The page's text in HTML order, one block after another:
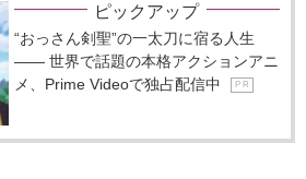
ピックアップ
“おっさん剣聖”の一太刀に宿る人生
―― 世界で話題の本格アクションアニ
メ、Prime Videoで独占配信中
P R